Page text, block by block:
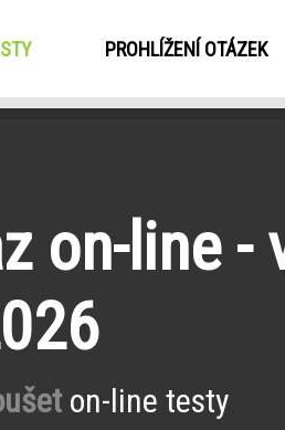
(CURRENT)PROHLÍŽENÍ OTÁZEK
on-line -
on-line testy